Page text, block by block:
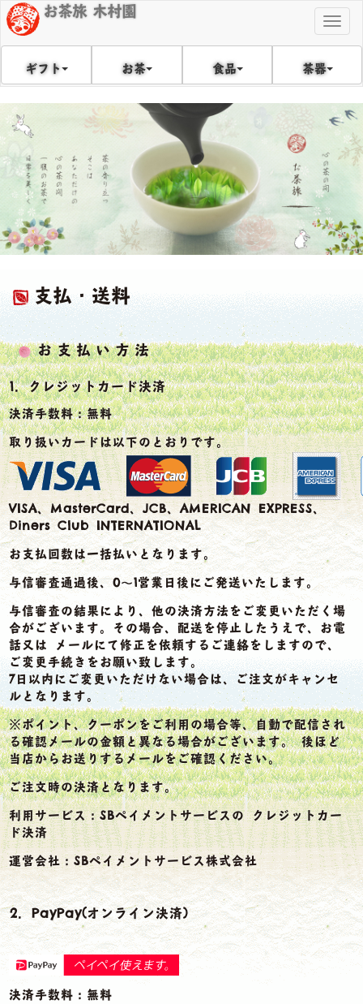
お茶旅 木村園
ギフト お茶 食品 茶器
支払・送料
お支払い方法
1．クレジットカード決済
決済手数料：無料
取り扱いカードは以下のとおりです。
VISA、MasterCard、JCB、AMERICAN EXPRESS、
Diners Club INTERNATIONAL
お支払回数は一括払いとなります。
与信審査通過後、0～1営業日後にご発送いたします。
与信審査の結果により、他の決済方法をご変更いただく場
合がございます。その場合、配送を停止したうえで、お電
話又は メールにて修正を依頼するご連絡をしますので、
ご変更手続きをお願い致します。
7日以内にご変更いただけない場合は、ご注文がキャンセ
ルとなります。
※ポイント、クーポンをご利用の場合等、自動で配信され
る確認メールの金額と異なる場合がございます。 後ほど
当店からお送りするメールをご確認ください。
ご注文時の決済となります。
利用サービス：SBペイメントサービスの クレジットカー
ド決済
運営会社：SBペイメントサービス株式会社
2．PayPay(オンライン決済)
決済手数料：無料